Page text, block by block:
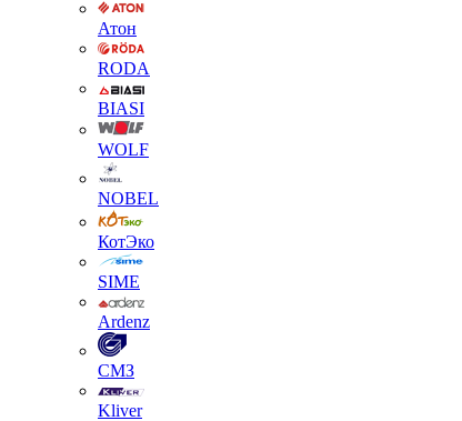
Атон
RODA
BIASI
WOLF
NOBEL
КотЭко
SIME
Ardenz
СМЗ
Kliver